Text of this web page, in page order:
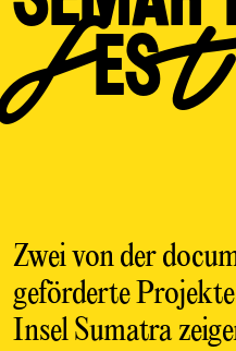
Zwei von der
geförderte
Insel Sumatra